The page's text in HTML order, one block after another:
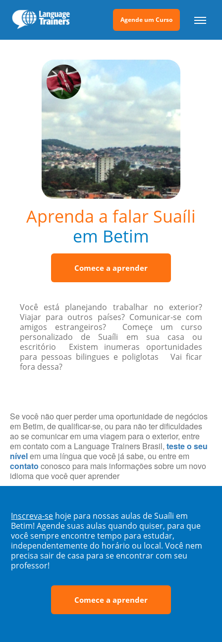
Agende um Curso
Aprenda a falar Suaíli
em Betim
Comece a aprender
Você está planejando trabalhar no exterior?
Viajar para outros países? Comunicar-se com
amigos estrangeiros? Começe um curso
personalizado de Suaíli em sua casa ou
escritório Existem inumeras oportunidades
para pessoas bilingues e poliglotas Vai ficar
fora dessa?
Se você não quer perder uma oportunidade de negócios
em Betim, de qualificar-se, ou para não ter dificuldades
ao se comunicar em uma viagem para o exterior, entre
em contato com a Language Trainers Brasil, teste o seu
nívelem uma língua que você já sabe, ou entre em
contato conosco para mais informações sobre um novo
idioma que você quer aprender
Inscreva-se hoje para nossas aulas de Suaíli em
Betim! Agende suas aulas quando quiser, para que
você sempre encontre tempo para estudar,
independentemente do horário ou local. Você nem
precisa sair de casa para se encontrar com seu
professor!
Comece a aprender